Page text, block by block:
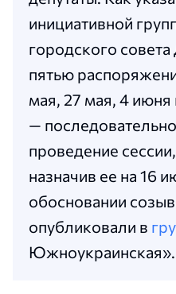
инициативной
городского
пятью
мая, 27 мая, 4
—
проведение
назначив ее на 16
обосновании
опубликовали в
Южноукраинская».